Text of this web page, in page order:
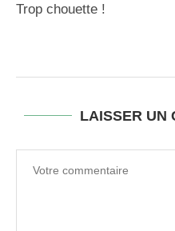
Trop chouette !
LAISSER UN